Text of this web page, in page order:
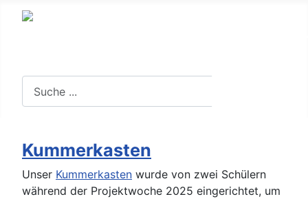
Kummerkasten
Unser Kummerkasten wurde von zwei Schülern
während der Projektwoche 2025 eingerichtet, um